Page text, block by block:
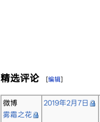
精选评论 [编辑]
微博
雾霜之花
2019年2月7日